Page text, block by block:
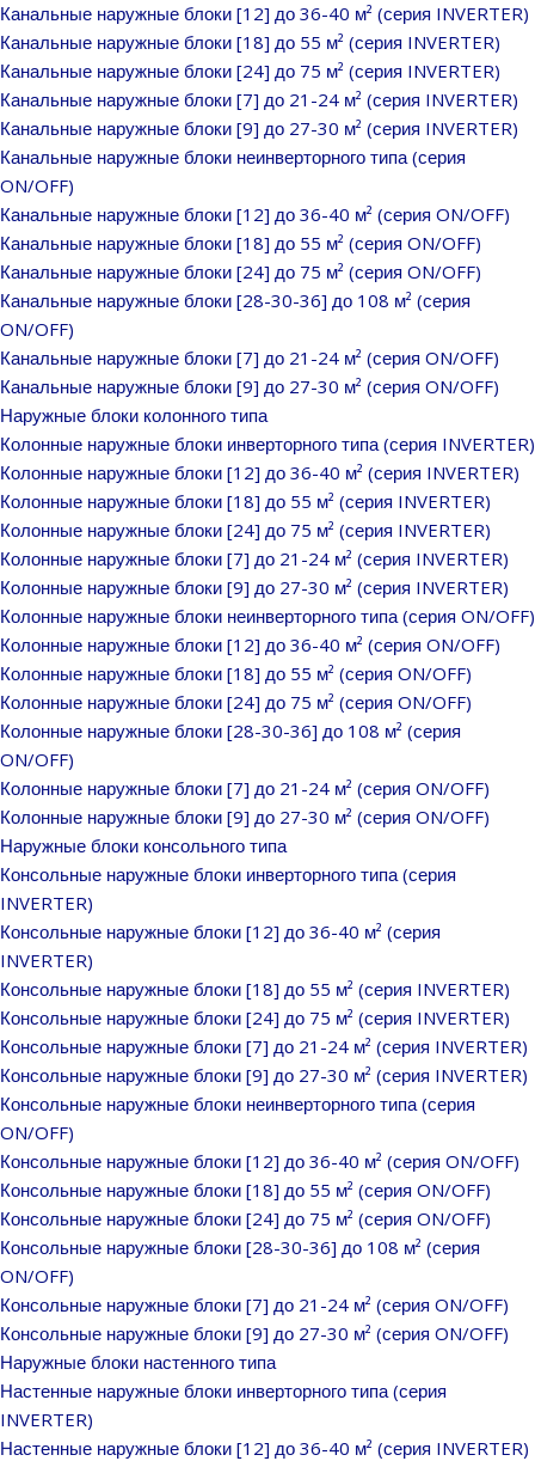
Канальные наружные блоки [12] до 36-40 м² (серия INVERTER)
Канальные наружные блоки [18] до 55 м² (серия INVERTER)
Канальные наружные блоки [24] до 75 м² (серия INVERTER)
Канальные наружные блоки [7] до 21-24 м² (серия INVERTER)
Канальные наружные блоки [9] до 27-30 м² (серия INVERTER)
Канальные наружные блоки неинверторного типа (серия
ON/OFF)
Канальные наружные блоки [12] до 36-40 м² (серия ON/OFF)
Канальные наружные блоки [18] до 55 м² (серия ON/OFF)
Канальные наружные блоки [24] до 75 м² (серия ON/OFF)
Канальные наружные блоки [28-30-36] до 108 м² (серия
ON/OFF)
Канальные наружные блоки [7] до 21-24 м² (серия ON/OFF)
Канальные наружные блоки [9] до 27-30 м² (серия ON/OFF)
Наружные блоки колонного типа
Колонные наружные блоки инверторного типа (серия INVERTER)
Колонные наружные блоки [12] до 36-40 м² (серия INVERTER)
Колонные наружные блоки [18] до 55 м² (серия INVERTER)
Колонные наружные блоки [24] до 75 м² (серия INVERTER)
Колонные наружные блоки [7] до 21-24 м² (серия INVERTER)
Колонные наружные блоки [9] до 27-30 м² (серия INVERTER)
Колонные наружные блоки неинверторного типа (серия ON/OFF)
Колонные наружные блоки [12] до 36-40 м² (серия ON/OFF)
Колонные наружные блоки [18] до 55 м² (серия ON/OFF)
Колонные наружные блоки [24] до 75 м² (серия ON/OFF)
Колонные наружные блоки [28-30-36] до 108 м² (серия
ON/OFF)
Колонные наружные блоки [7] до 21-24 м² (серия ON/OFF)
Колонные наружные блоки [9] до 27-30 м² (серия ON/OFF)
Наружные блоки консольного типа
Консольные наружные блоки инверторного типа (серия
INVERTER)
Консольные наружные блоки [12] до 36-40 м² (серия
INVERTER)
Консольные наружные блоки [18] до 55 м² (серия INVERTER)
Консольные наружные блоки [24] до 75 м² (серия INVERTER)
Консольные наружные блоки [7] до 21-24 м² (серия INVERTER)
Консольные наружные блоки [9] до 27-30 м² (серия INVERTER)
Консольные наружные блоки неинверторного типа (серия
ON/OFF)
Консольные наружные блоки [12] до 36-40 м² (серия ON/OFF)
Консольные наружные блоки [18] до 55 м² (серия ON/OFF)
Консольные наружные блоки [24] до 75 м² (серия ON/OFF)
Консольные наружные блоки [28-30-36] до 108 м² (серия
ON/OFF)
Консольные наружные блоки [7] до 21-24 м² (серия ON/OFF)
Консольные наружные блоки [9] до 27-30 м² (серия ON/OFF)
Наружные блоки настенного типа
Настенные наружные блоки инверторного типа (серия
INVERTER)
Настенные наружные блоки [12] до 36-40 м² (серия INVERTER)